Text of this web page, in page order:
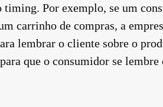
Por exemplo, se um
carrinho de compras, a
lembrar o cliente sobre o
que o consumidor se